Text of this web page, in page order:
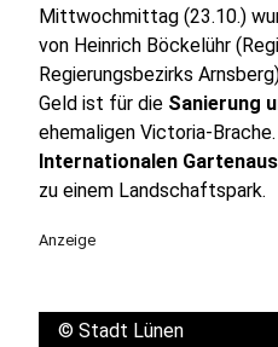
Mittwochmittag (23.10.)
von Heinrich Böckelühr
Regierungsbezirks
Geld ist für die Sanierung
ehemaligen Victoria-
Internationalen
zu einem Landschaftspark.
Anzeige
© Stadt Lünen